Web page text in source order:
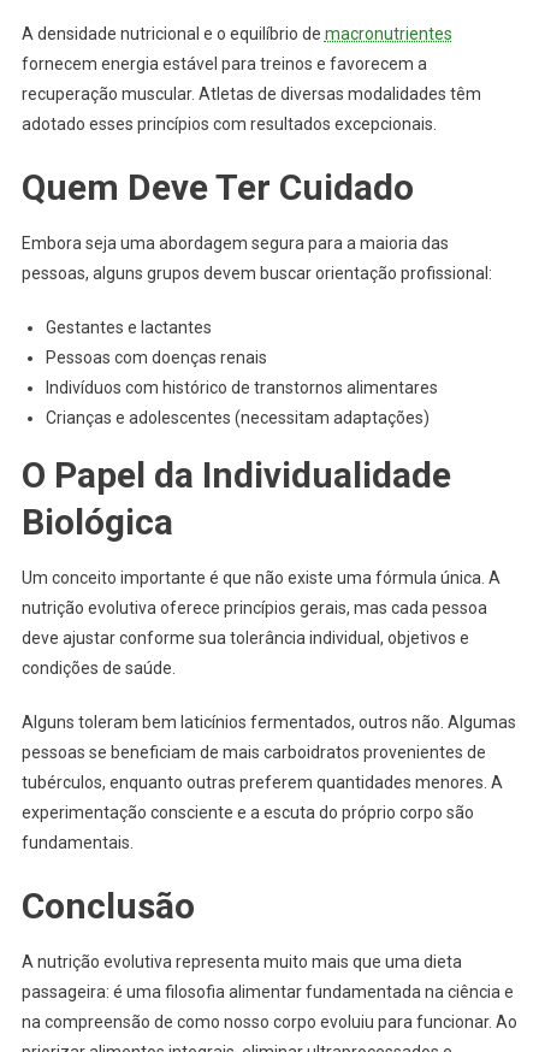
A densidade nutricional e o equilíbrio de macronutrientes
fornecem energia estável para treinos e favorecem a
recuperação muscular. Atletas de diversas modalidades têm
adotado esses princípios com resultados excepcionais.
Quem Deve Ter Cuidado
Embora seja uma abordagem segura para a maioria das
pessoas, alguns grupos devem buscar orientação profissional:
Gestantes e lactantes
Pessoas com doenças renais
Indivíduos com histórico de transtornos alimentares
Crianças e adolescentes (necessitam adaptações)
O Papel da Individualidade
Biológica
Um conceito importante é que não existe uma fórmula única. A
nutrição evolutiva oferece princípios gerais, mas cada pessoa
deve ajustar conforme sua tolerância individual, objetivos e
condições de saúde.
Alguns toleram bem laticínios fermentados, outros não. Algumas
pessoas se beneficiam de mais carboidratos provenientes de
tubérculos, enquanto outras preferem quantidades menores. A
experimentação consciente e a escuta do próprio corpo são
fundamentais.
Conclusão
A nutrição evolutiva representa muito mais que uma dieta
passageira: é uma filosofia alimentar fundamentada na ciência e
na compreensão de como nosso corpo evoluiu para funcionar. Ao